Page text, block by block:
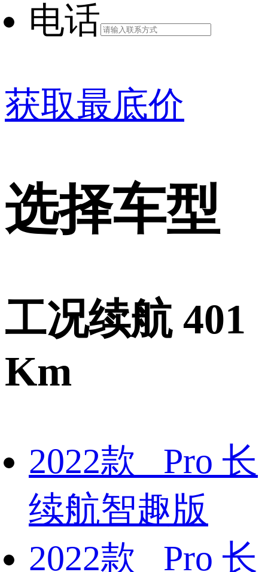
电话
获取最底价
选择车型
工况续航 401
Km
2022款 Pro 长
续航智趣版
2022款 Pro 长